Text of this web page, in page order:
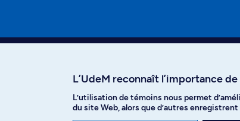
Facebook Instagram
L’UdeM reconnaît l’importance
L’utilisation de témoins nous permet
du site Web, alors que d’autres